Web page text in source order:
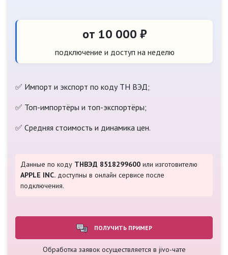
от 10 000 ₽
подключение и доступ на неделю
✅ Импорт и экспорт по коду ТН ВЭД;
✅ Топ-импортёры и топ-экспортёры;
✅ Средняя стоимость и динамика цен.
Данные по коду ТНВЭД 8518299600 или изготовителю
APPLE INC. доступны в онлайн сервисе после
подключения.
ПОЛУЧИТЬ ПРИМЕР
Обработка заявок осуществляется в jivo-чате